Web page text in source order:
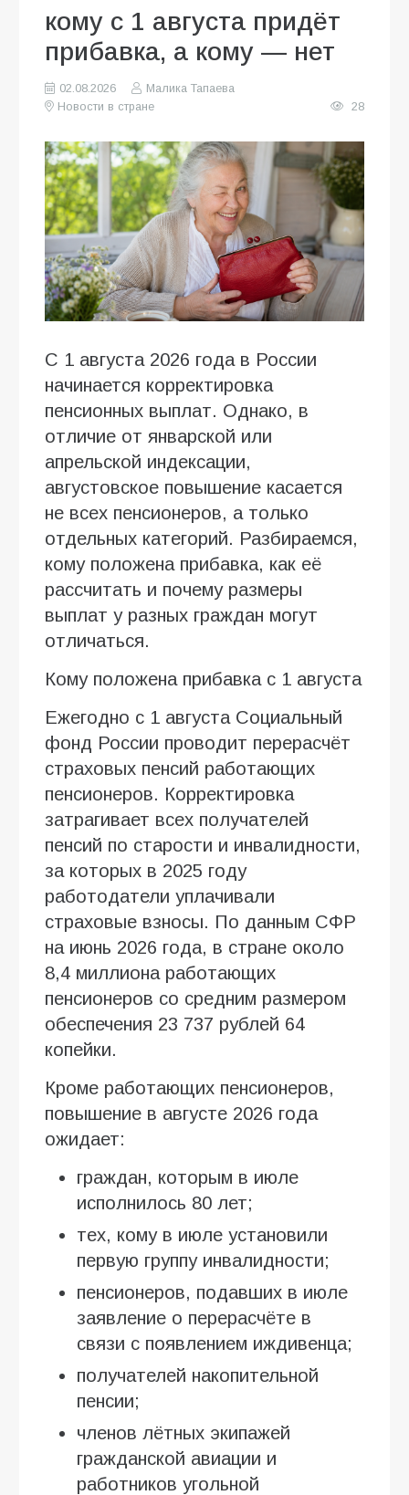
кому с 1 августа придёт
прибавка, а кому — нет
02.08.2026
Малика Тапаева
Новости в стране
28
С 1 августа 2026 года в России
начинается корректировка
пенсионных выплат. Однако, в
отличие от январской или
апрельской индексации,
августовское повышение касается
не всех пенсионеров, а только
отдельных категорий. Разбираемся,
кому положена прибавка, как её
рассчитать и почему размеры
выплат у разных граждан могут
отличаться.
Кому положена прибавка с 1 августа
Ежегодно с 1 августа Социальный
фонд России проводит перерасчёт
страховых пенсий работающих
пенсионеров. Корректировка
затрагивает всех получателей
пенсий по старости и инвалидности,
за которых в 2025 году
работодатели уплачивали
страховые взносы. По данным СФР
на июнь 2026 года, в стране около
8,4 миллиона работающих
пенсионеров со средним размером
обеспечения 23 737 рублей 64
копейки.
Кроме работающих пенсионеров,
повышение в августе 2026 года
ожидает:
граждан, которым в июле
исполнилось 80 лет;
тех, кому в июле установили
первую группу инвалидности;
пенсионеров, подавших в июле
заявление о перерасчёте в
связи с появлением иждивенца;
получателей накопительной
пенсии;
членов лётных экипажей
гражданской авиации и
работников угольной